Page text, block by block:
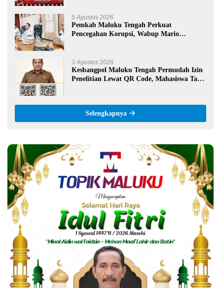
5 Agustus 2026
Pemkab Maluku Tengah Perkuat
Pencegahan Korupsi, Wabup Mario
3 Agustus 2026
Kesbangpol Maluku Tengah Permudah Izin
Penelitian Lewat QR Code, Mahasiswa Tak
Selengkapnya